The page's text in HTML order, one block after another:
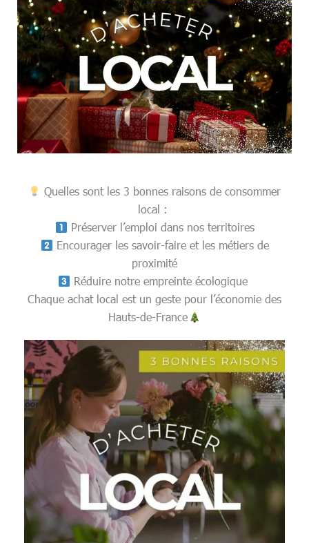
Quelles sont les 3 bonnes raisons de consommer
local :
Préserver l’emploi dans nos territoires
Encourager les savoir-faire et les métiers de
proximité
Réduire notre empreinte écologique
Chaque achat local est un geste pour l’économie des
Hauts-de-France